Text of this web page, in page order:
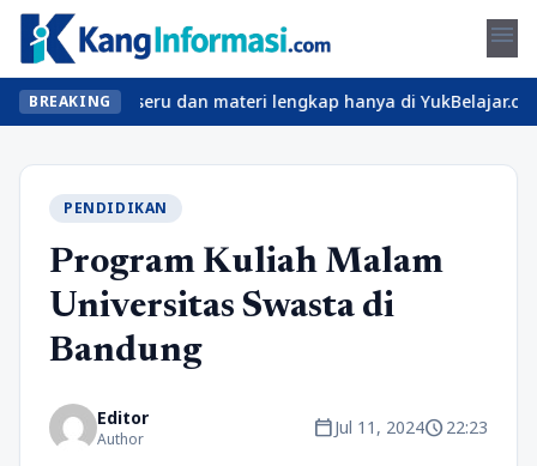
menu
BREAKING
kelas seru dan materi lengkap hanya di YukBelajar.com.
PENDIDIKAN
Program Kuliah Malam
Universitas Swasta di
Bandung
Editor
Author calendar_todayJul 11, 2024schedule22:23